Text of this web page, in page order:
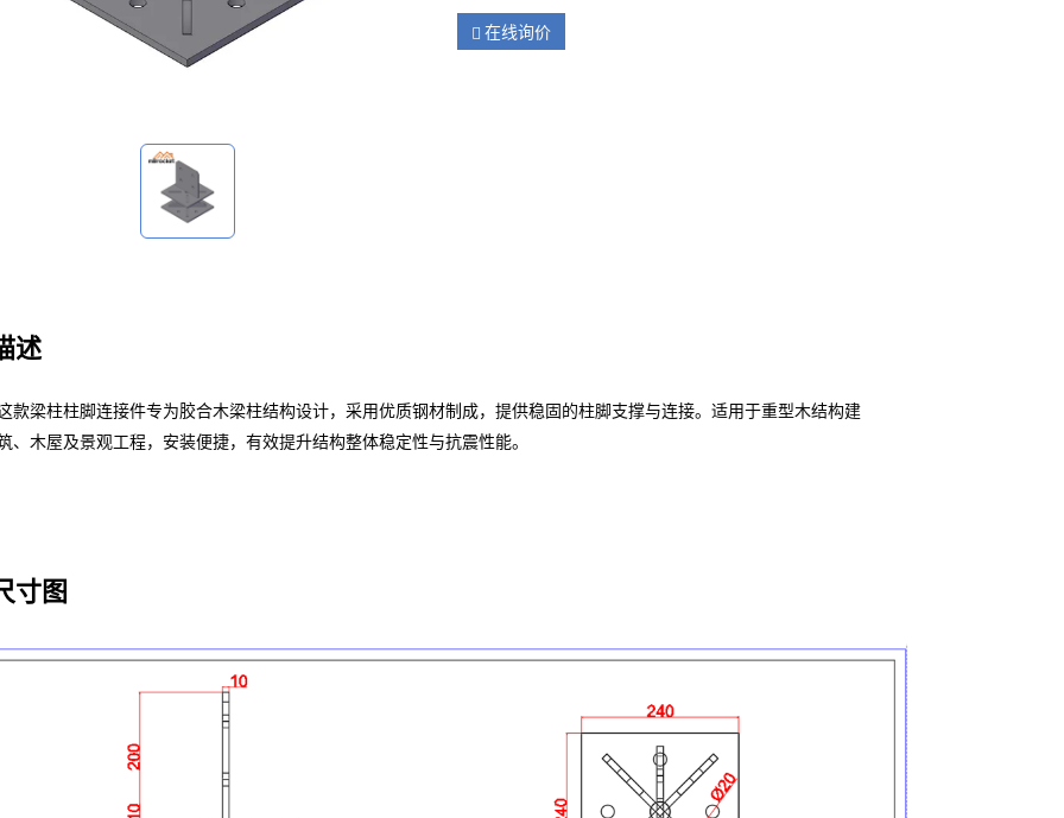
在线询价
述
款梁柱柱脚连接件专为胶合木梁柱结构设计，采用优质钢材制成，提供稳固的柱脚支撑与连接。适用于重型木结构建
、木屋及景观工程，安装便捷，有效提升结构整体稳定性与抗震性能。
寸图